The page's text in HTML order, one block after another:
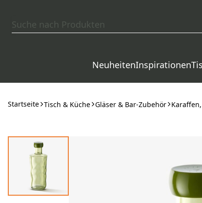
NeuheitenInspirationen
Startseite Tisch & Küche Gläser & Bar-Zubehör